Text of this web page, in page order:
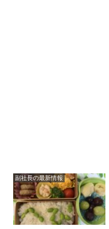
副社長の最新情報